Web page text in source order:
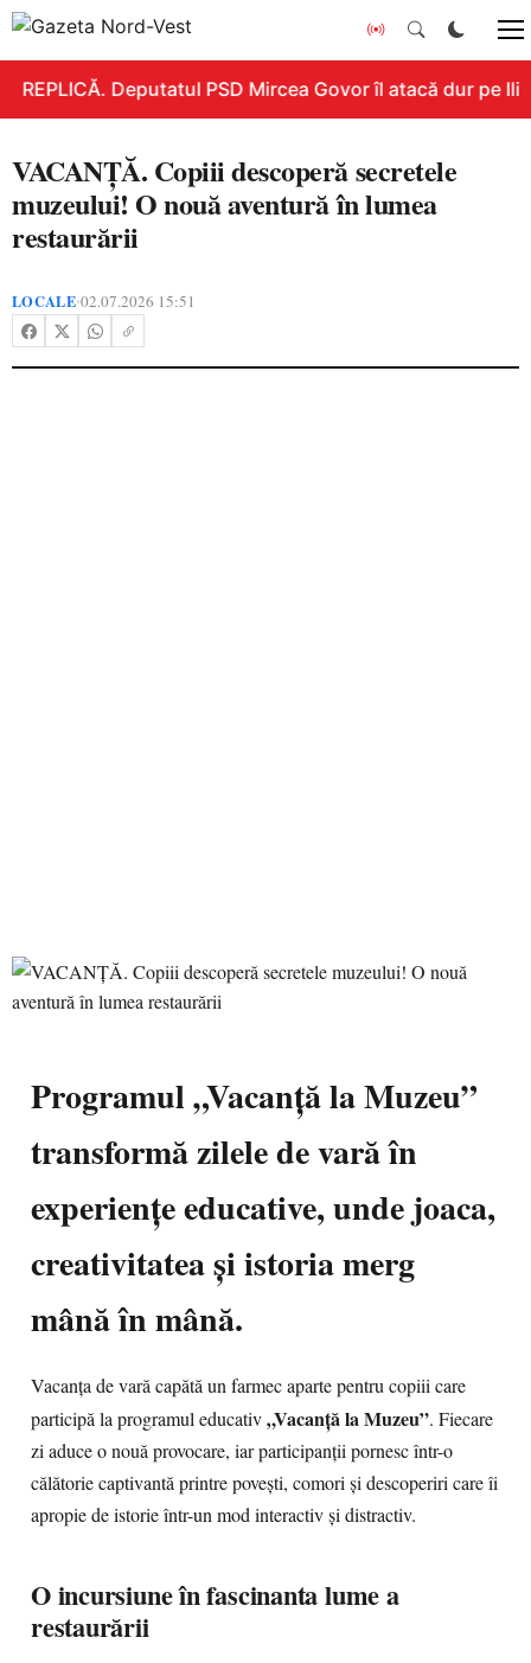
REPLICĂ. Deputatul PSD Mircea Govor îl atacă dur pe
VACANȚĂ. Copiii descoperă secretele
muzeului! O nouă aventură în lumea
restaurării
LOCALE•02.07.2026 15:51
Programul „Vacanță la Muzeu”
transformă zilele de vară în
experiențe educative, unde joaca,
creativitatea și istoria merg
mână în mână.
Vacanța de vară capătă un farmec aparte pentru copiii care
participă la programul educativ„Vacanță la Muzeu”. Fiecare
zi aduce o nouă provocare, iar participanții pornesc într-o
călătorie captivantă printre povești, comori și descoperiri care îi
apropie de istorie într-un mod interactiv și distractiv.
O incursiune în fascinanta lume a
restaurării